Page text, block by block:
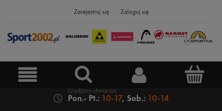
Zarejestruj się Zaloguj się
Pon.- Pt.: 10-17, Sob.: 10-14